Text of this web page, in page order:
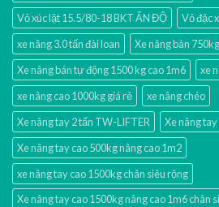
Vỏ xúc lật 15.5/80-18 BKT ẤN ĐỘ
Vỏ đặc
xe nâng 3.0 tấn đài loan
Xe nâng bàn
Xe nâng bán tự động 1500 kg cao 1m6
xe
xe nâng cao 1000kg giá rẻ
xe nâng chéo
Xe nâng tay 2 tấn TW-LIFTER
Xe nâng
Xe nâng tay cao 500kg nâng cao 1m2
xe nâng tay cao 1500kg chân siêu rộng
Xe nâng tay cao 1500kg nâng cao 1m6 chân